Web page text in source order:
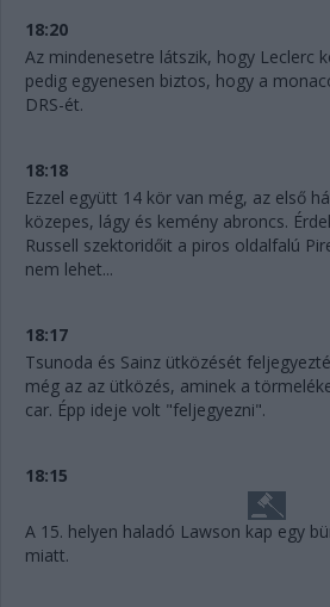
18:20
Az mindenesetre látszik, hogy Leclerc
pedig egyenesen biztos, hogy a
DRS-ét.
18:18
Ezzel együtt 14 kör van még, az első
közepes, lágy és kemény abroncs.
Russell szektoridőit a piros oldalfalú
nem lehet...
18:17
Tsunoda és Sainz ütközését
még az az ütközés, aminek a
car. Épp ideje volt "feljegyezni".
18:15
A 15. helyen haladó Lawson kap egy
miatt.